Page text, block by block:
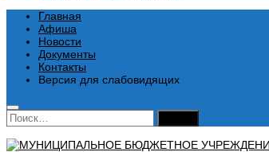
Главная
Афиша
Новости
Документы
Контакты
Версия для слабовидящих
Найти: